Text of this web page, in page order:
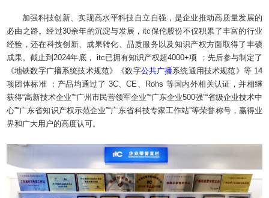
加强科技创新、实现高水平科技自立自强，是企业推动高质量发展的
必由之路。经过30余年的沉淀与发展，itc保伦股份不仅积累了丰富的行业
经验，还在科技创新、成果转化、品质服务以及知识产权方面取得了丰硕
成果。截止到2024年底， itc已拥有知识产权超4000+项 ；先后参与制定了
《地铁数字广播系统技术规范》《数字公共广播系统通用技术规范》等 14
项团体标准 ；产品均通过了 3C、CE、Rohs 等国内外相关认证，并相继
获得“高新技术企业”“广州市民营领军企业”“广东企业500强”“省级企业技术中
心”“广东省知识产权示范企业”“广东省科技专家工作站”等荣誉称号，赢得业
界和广大用户的高度认可。